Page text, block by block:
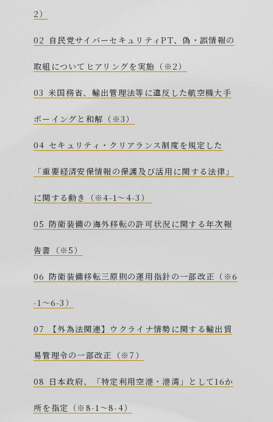
2）
自民党サイバーセキュリティPT、偽・誤情報の
取組についてヒアリングを実施（※2）
米国務省、輸出管理法等に違反した航空機大手
ボーイングと和解（※3）
セキュリティ・クリアランス制度を規定した
「重要経済安保情報の保護及び活用に関する法律」
に関する動き（※4-1～4-3）
防衛装備の海外移転の許可状況に関する年次報
告書（※5）
防衛装備移転三原則の運用指針の一部改正（※6
-1～6-3）
【外為法関連】ウクライナ情勢に関する輸出貿
易管理令の一部改正（※7）
日本政府、「特定利用空港・港湾」として16か
所を指定（※8-1～8-4）